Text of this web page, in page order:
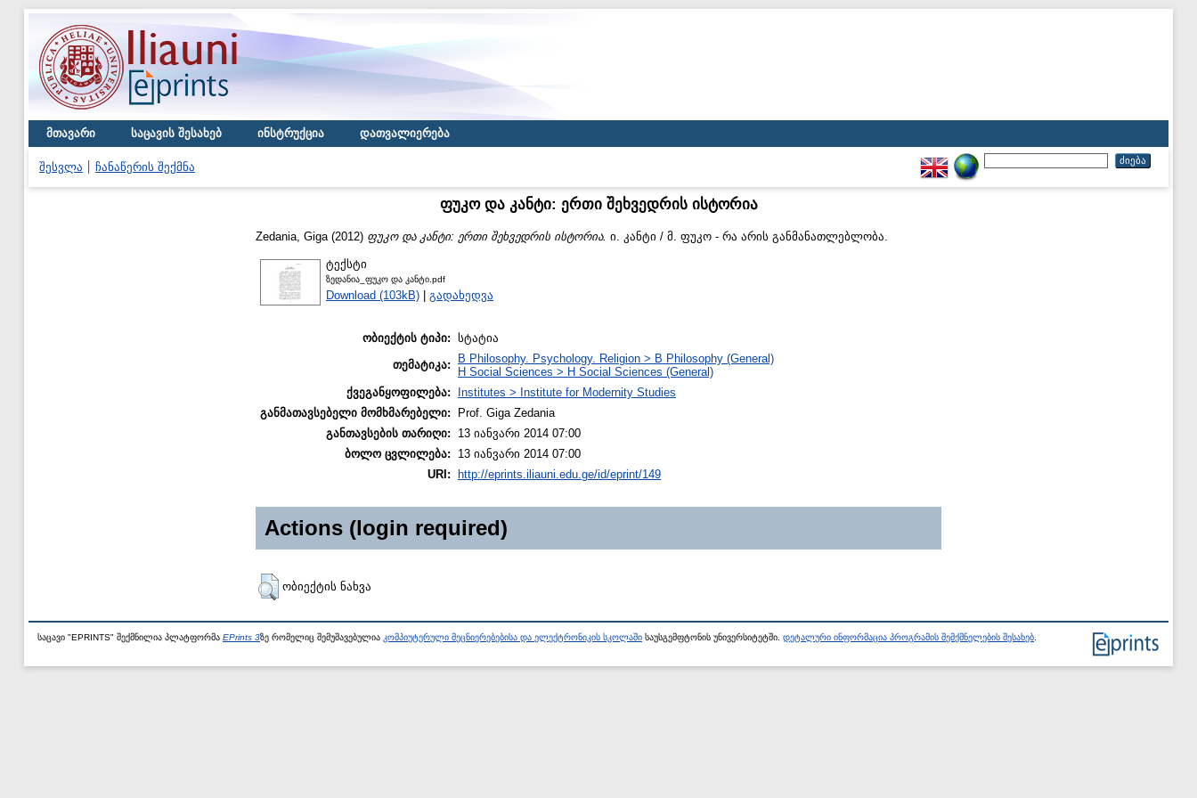
მთავარი საცავის შესახებ ინსტრუქცია დათვალიერება
შესვლა ჩანაწერის შექმნა
ფუკო და კანტი: ერთი შეხვედრის ისტორია
Zedania, Giga (2012) ფუკო და კანტი: ერთი შეხვედრის ისტორია. ი. კანტი / მ. ფუკო - რა არის განმანათლებლობა.
ტექსტი
ზედანია_ფუკო და კანტი.pdf
Download (103kB) | გადახედვა
ობიექტის ტიპი: სტატია
თემატიკა:
B Philosophy. Psychology. Religion > B Philosophy (General)
H Social Sciences > H Social Sciences (General)
ქვეგანყოფილება:
Institutes > Institute for Modernity Studies
განმათავსებელი მომხმარებელი:
Prof. Giga Zedania
განთავსების თარიღი:
13 იანვარი 2014 07:00
ბოლო ცვლილება:
13 იანვარი 2014 07:00
URI:
http://eprints.iliauni.edu.ge/id/eprint/149
Actions (login required)
ობიექტის ნახვა
საცავი "EPRINTS" შექმნილია პლატფორმა EPrints 3ზე რომელიც შემუშავებულია კომპიუტერული მეცნიერებებისა და ელექტრონიკის სკოლაში საუსგემფტონის უნივერსიტეტში. დეტალური ინფორმაცია პროგრამის შემქმნელების შესახებ.